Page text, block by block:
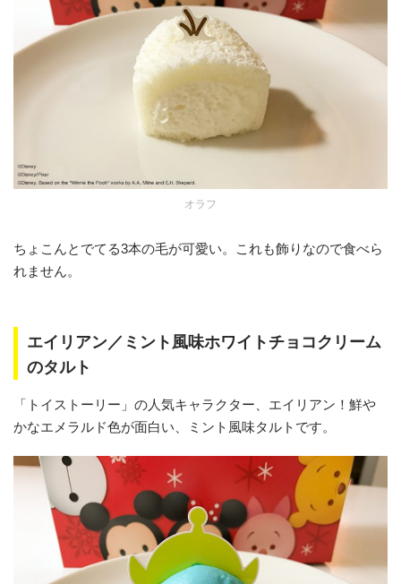
オラフ
ちょこんとでてる3本の毛が可愛い。これも飾りなので食べら
れません。
エイリアン／ミント風味ホワイトチョコクリーム
のタルト
「トイストーリー」の人気キャラクター、エイリアン！鮮や
かなエメラルド色が面白い、ミント風味タルトです。